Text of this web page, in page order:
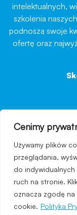
Cenimy
Używamy plików
przeglądania,
do
ruch na stronie.
oznacza zgodę na
cookie. Polityka
intelektualnych,
szkolenia
podnoszą swoje
ofertę oraz